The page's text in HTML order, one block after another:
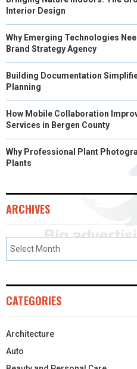
Interior Design
Why Emerging Technologies
Brand Strategy Agency
Building Documentation
Planning
How Mobile Collaboration
Services in Bergen County
Why Professional Plant
Plants
ARCHIVES
CATEGORIES
Architecture
Auto